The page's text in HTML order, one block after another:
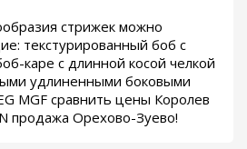
стрижек можно
текстурированный боб с
каре с длинной косой челкой
удлиненными боковыми
MGF сравнить цены Королев
продажа Орехово-Зуево!